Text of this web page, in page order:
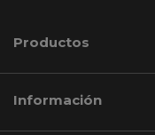
Productos
Información